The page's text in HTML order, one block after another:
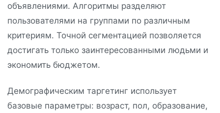
объявлениями. Алгоритмы разделяют
пользователями на группами по различным
критериям. Точной сегментацией позволяется
достигать только заинтересованными людьми и
экономить бюджетом.
Демографическим таргетинг использует
базовые параметры: возраст, пол, образование,